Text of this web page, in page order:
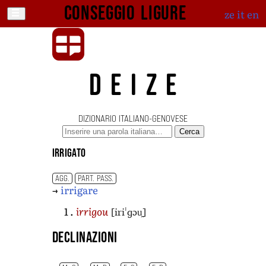
Conseggio ligure ze iten
DEIZE
DIZIONARIO ITALIANO-GENOVESE
Cerca
irrigato
AGG. PART. PASS.
→ irrigare
irrigou [iriˈɡɔu̯]
Declinazioni